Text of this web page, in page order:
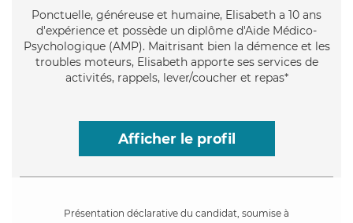
Ponctuelle, généreuse et humaine, Elisabeth a 10 ans
d'expérience et possède un diplôme d'Aide Médico-
Psychologique (AMP). Maitrisant bien la démence et les
troubles moteurs, Elisabeth apporte ses services de
activités, rappels, lever/coucher et repas*
Afficher le profil
Présentation déclarative du candidat, soumise à